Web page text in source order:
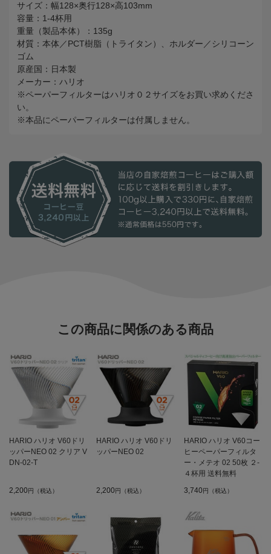
サイズ：幅128×奥行128×高103mm
容量：1-4杯用
重量（製品本体）：135g
材質：本体／PCT樹脂（トライタン）、ホルダー／シリコーン
ゴム
原産国：日本製
メーカー：ハリオ
※ペーパーフィルターはハリオ０２サイズをお買い求めくださ
い。
※本品にペーパーフィルターは付属しません。
この商品に関係のある商品
HARIO ハリオ V60ドリ
ッパーNEO 02 クリア V
DN-02-T
2,200 円（税込）
HARIO ハリオ V60ドリ
ッパーNEO 02
2,200 円（税込）
HARIO ハリオ V60コー
ヒーペーパーフィルタ
ー・メテオ 02 50枚 ２-
４杯用 送料無料
3,740 円（税込）